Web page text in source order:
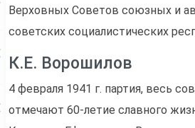
Верховных Советов союзных и
советских социалистических
К.Е. Ворошилов
4 февраля 1941 г. партия, весь
отмечают 60-летие славного